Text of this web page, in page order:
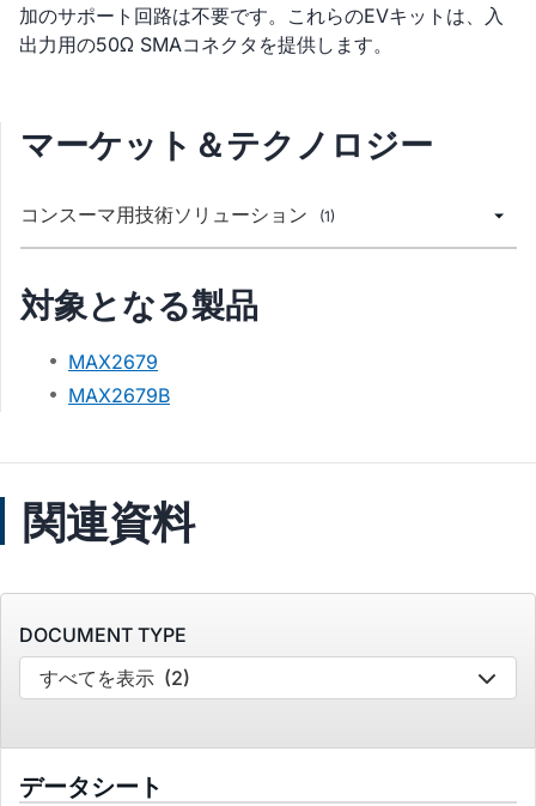
加のサポート回路は不要です。これらのEVキットは、入
出力用の50Ω SMAコネクタを提供します。
マーケット＆テクノロジー
コンスーマ用技術ソリューション (1)
対象となる製品
MAX2679
MAX2679B
関連資料
DOCUMENT TYPE
すべてを表示 (2)
データシート